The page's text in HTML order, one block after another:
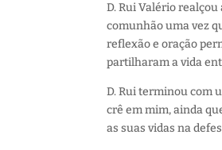
D. Rui Valério
comunhão uma vez
reflexão e oração
partilharam a vida
D. Rui terminou com
crê em mim, ainda
as suas vidas na